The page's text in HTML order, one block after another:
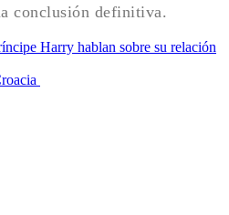
conclusión definitiva.
Harry hablan sobre su relación